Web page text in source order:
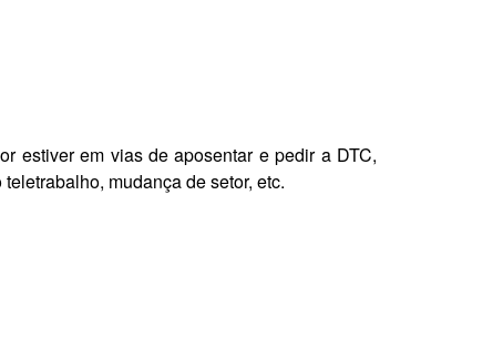
estiver em vias de aposentar e pedir a DTC,
mudança de setor, etc.